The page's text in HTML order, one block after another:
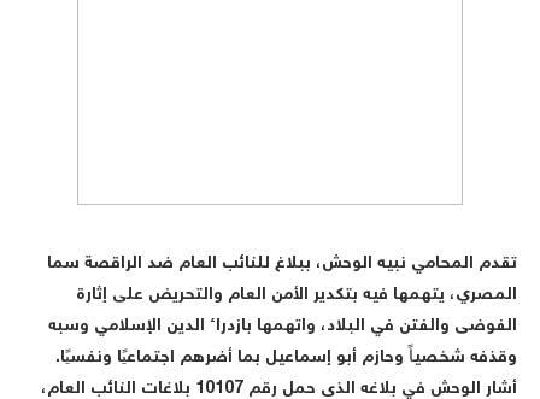
تقدم المحامي نبيه الوحش، ببلاغ للنائب العام ضد الراقصة سما
المصري، يتهمها فيه بتكدير الأمن العام والتحريض على إثارة
الفوضى والفتن في البلاد، واتهمها بازدراء الدين الإسلامي وسبه
وقذفه شخصياً وحازم أبو إسماعيل بما أضرهم اجتماعيًا ونفسيًا.
أشار الوحش في بلاغه الذى حمل رقم 10107 بلاغات النائب العام،